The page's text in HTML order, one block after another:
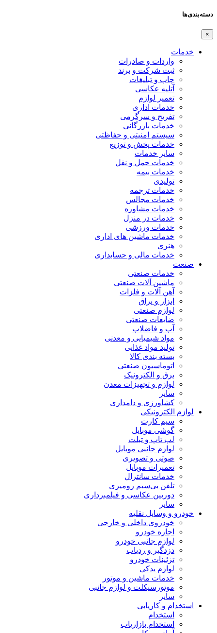
دسته‌بندی‌ها
×
خدمات
واردات و صادرات
ثبت شرکت و برند
چاپ و تبلیغات
آتلیه عکاسی
تعمیر لوازم
خدمات اداری
تفریح و سرگرمی
خدمات بازرگانی
سیستم امنیتی و حفاظتی
خدمات پخش و توزیع
سایر خدمات
خدمات حمل و نقل
خدمات بیمه
تولیدی
خدمات ترجمه
خدمات مجالس
خدمات مشاوره
خدمات در منزل
خدمات ورزشی
خدمات ماشین های اداری
هنری
خدمات مالی و حسابداری
صنعت
خدمات صنعتی
ماشین آلات صنعتی
آهن آلات و فلزات
ابزار و یراق
لوازم صنعتی
ضایعات صنعتی
آب و فاضلاب
مواد شیمیایی و معدنی
تولید مواد غذایی
بسته بندی کالا
اتوماسیون صنعتی
برق و الکترونیک
لوازم و تجهیزات معدن
سایر
کشاورزی و دامداری
لوازم الکترونیکی
سیم کارت
گوشی موبایل
لپ تاپ و تبلت
لوازم جانبی موبایل
صوتی و تصویری
تعمیرات موبایل
خدمات سانترال
تلفن بی‌سیم رومیزی
دوربین عکاسی و فیلمبرداری
سایر
خودرو و وسایل نقلیه
خودروی داخلی و خارجی
اجاره خودرو
لوازم جانبی خودرو
دزدگیر و ردیاب
تزئینات خودرو
لوازم یدکی
خدمات ماشین و موتور
موتورسیکلت و لوازم جانبی
سایر
استخدام و کاریابی
استخدام
استخدام بازاریاب